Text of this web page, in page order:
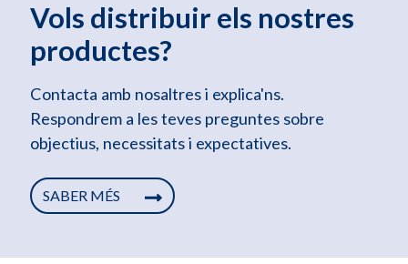
Vols distribuir els nostres
productes?
Contacta amb nosaltres i explica'ns.
Respondrem a les teves preguntes sobre
objectius, necessitats i expectatives.
SABER MÉS